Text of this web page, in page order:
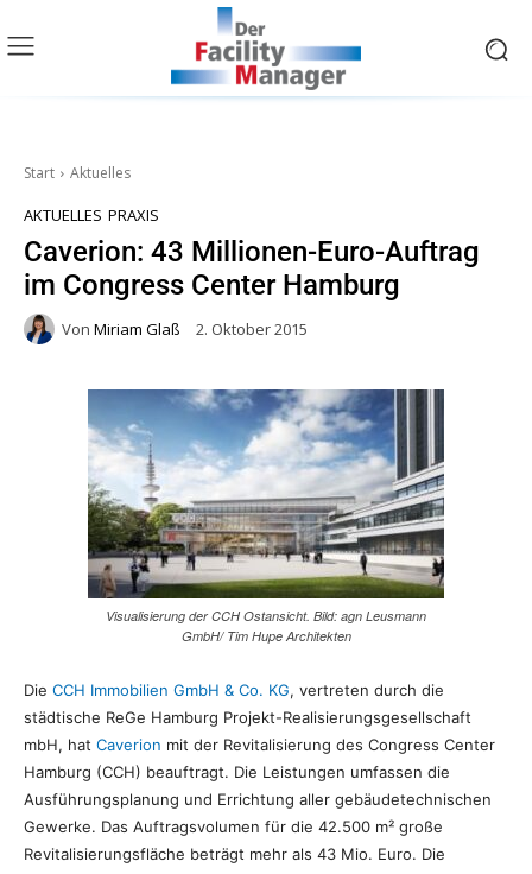
Start Aktuelles
AKTUELLES PRAXIS
Caverion: 43 Millionen-Euro-Auftrag
im Congress Center Hamburg
Von Miriam Glaß 2. Oktober 2015
Visualisierung der CCH Ostansicht. Bild: agn Leusmann
GmbH/ Tim Hupe Architekten
Die CCH Immobilien GmbH & Co. KG, vertreten durch die
städtische ReGe Hamburg Projekt-Realisierungsgesellschaft
mbH, hat Caverion mit der Revitalisierung des Congress Center
Hamburg (CCH) beauftragt. Die Leistungen umfassen die
Ausführungsplanung und Errichtung aller gebäudetechnischen
Gewerke. Das Auftragsvolumen für die 42.500 m² große
Revitalisierungsfläche beträgt mehr als 43 Mio. Euro. Die